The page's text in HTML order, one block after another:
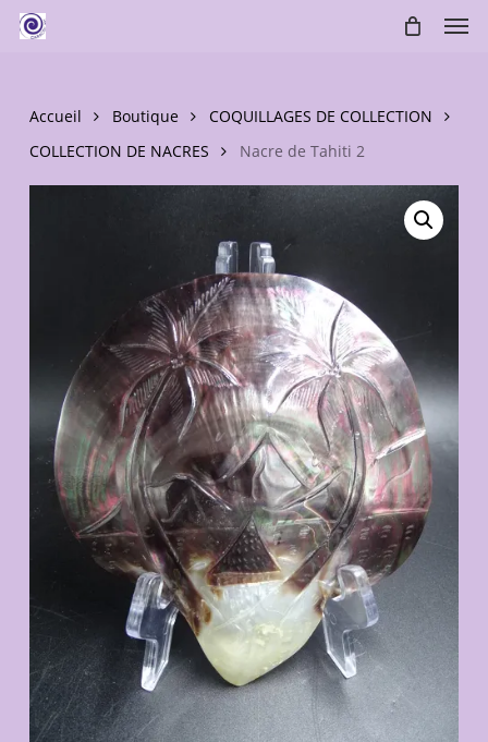
main
Accueil Boutique
COQUILLAGES DE COLLECTION
COLLECTION DE NACRES
Nacre de Tahiti 2